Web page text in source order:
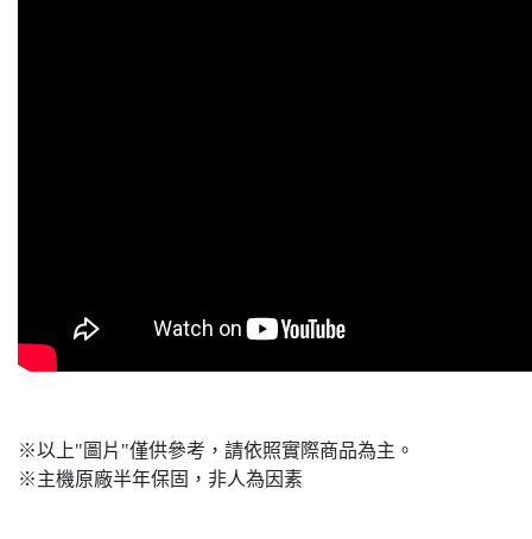
※以上"圖片"僅供參考，請依照實際商品為主。
※主機原廠半年保固，非人為因素